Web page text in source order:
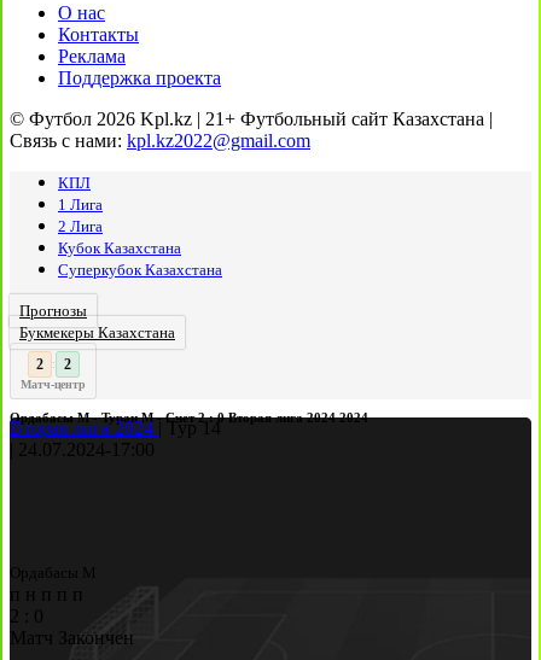
О нас
Контакты
Реклама
Поддержка проекта
© Футбол 2026 Kpl.kz | 21+ Футбольный сайт Казахстана |
Связь с нами: kpl.kz2022@gmail.com
КПЛ
1 Лига
2 Лига
Кубок Казахстана
Суперкубок Казахстана
Прогнозы
Букмекеры Казахстана
3 : 2
Матч-центр
Ордабасы М - Туран М - Счет 2 : 0 Вторая лига 2024 2024
Вторая лига 2024
Тур 14
24.07.2024- 17:00
Ордабасы М
п н п п
п
2
0
Матч Закончен